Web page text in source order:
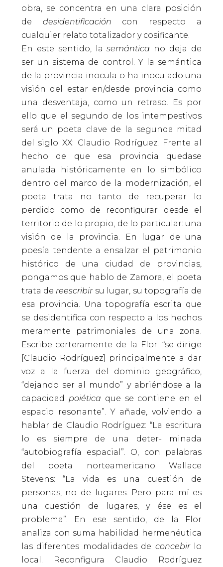
obra, se concentra en una clara posición
de desidentificación con respecto a
cualquier relato totalizador y cosificante.
En este sentido, lasemántica no deja de
ser un sistema de control. Y la semántica
de la provincia inocula o ha inoculado una
visión del estar en/desde provincia como
una desventaja, como un retraso. Es por
ello que el segundo de los intempestivos
será un poeta clave de la segunda mitad
del siglo XX: Claudio Rodríguez. Frente al
hecho de que esa provincia quedase
anulada históricamente en lo simbólico
dentro del marco de la modernización, el
poeta trata no tanto de recuperar lo
perdido como de reconfigurar desde el
territorio de lo propio, de lo particular: una
visión de la provincia. En lugar de una
poesía tendente a ensalzar el patrimonio
histórico de una ciudad de provincias,
pongamos que hablo de Zamora, el poeta
trata de reescribirsu lugar, su topografía de
esa provincia. Una topografía escrita que
se desidentifica con respecto a los hechos
meramente patrimoniales de una zona.
Escribe certeramente de la Flor: “se dirige
[Claudio Rodríguez] principalmente a dar
voz a la fuerza del dominio geográfico,
“dejando ser al mundo” y abriéndose a la
capacidad poiética que se contiene en el
espacio resonante”. Y añade, volviendo a
hablar de Claudio Rodríguez: “La escritura
lo es siempre de una deter- minada
“autobiografía espacial”. O, con palabras
del poeta norteamericano Wallace
Stevens: “La vida es una cuestión de
personas, no de lugares. Pero para mí es
una cuestión de lugares, y ése es el
problema”. En ese sentido, de la Flor
analiza con suma habilidad hermenéutica
las diferentes modalidades de concebirlo
local. Reconfigura Claudio Rodríguez